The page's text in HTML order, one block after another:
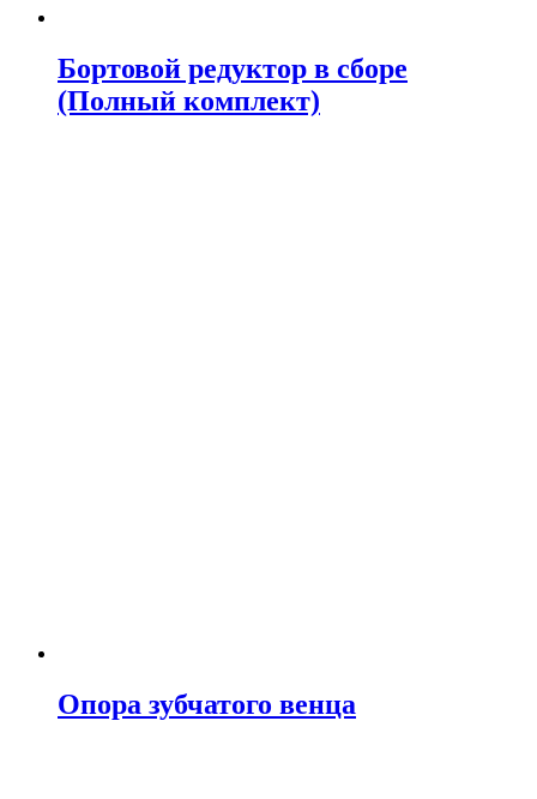
Бортовой редуктор в сборе
(Полный комплект)
Опора зубчатого венца